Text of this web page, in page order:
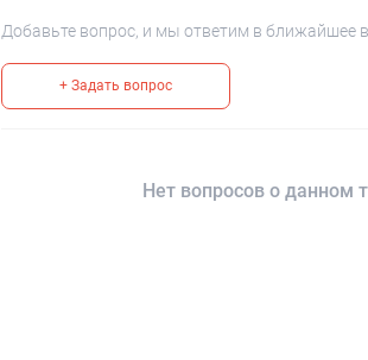
Добавьте вопрос, и мы ответим в ближайшее
+ Задать вопрос
Нет вопросов о данном